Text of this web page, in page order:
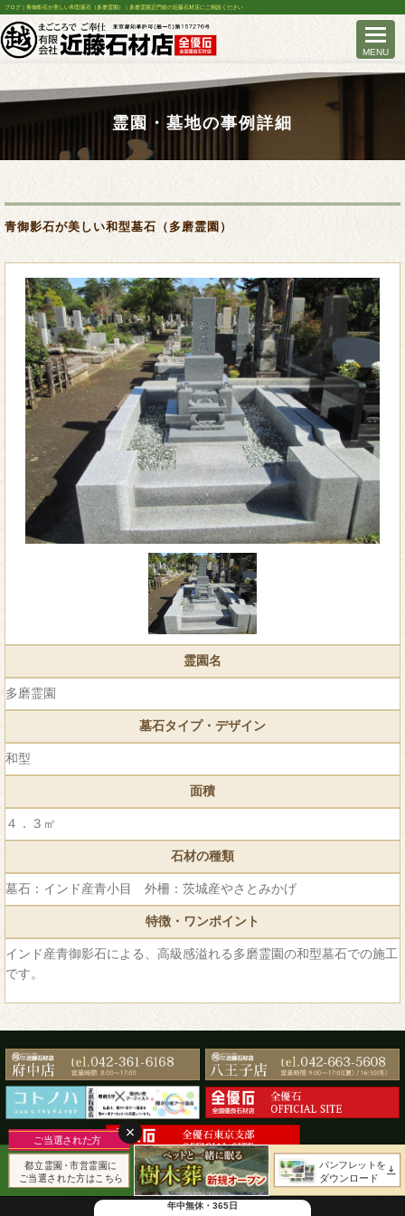
ブログ｜青御影石が美しい和型墓石（多磨霊園）｜多磨霊園正門前の近藤石材店にご相談ください
霊園・墓地の事例詳細
青御影石が美しい和型墓石（多磨霊園）
霊園名
多磨霊園
墓石タイプ・デザイン
和型
面積
４．３㎡
石材の種類
墓石：インド産青小目 外柵：茨城産やさとみかげ
特徴・ワンポイント
インド産青御影石による、高級感溢れる多磨霊園の和型墓石での施工
です。
copyright © 有限会社近藤石材店 All Rights Reserved.
年中無休・365日